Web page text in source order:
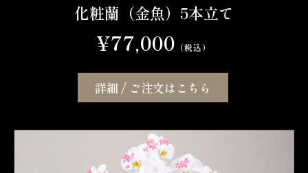
化粧蘭（金魚）5本立て
¥77,000 （税込）
詳細 / ご注文はこちら